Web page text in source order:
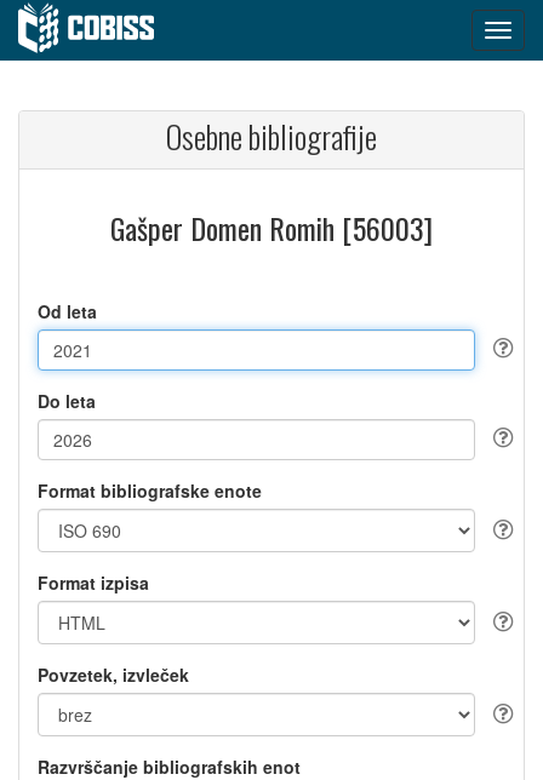
Osebne bibliografije
Gašper Domen Romih [56003]
Od leta
Do leta
Format bibliografske enote
Format izpisa
Povzetek, izvleček
Razvrščanje bibliografskih enot